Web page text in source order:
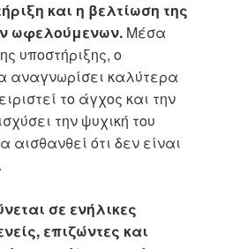
και η βελτίωση της
ωφελούμενων. Μέσα
υποστήριξης, ο
αναγνωρίσει καλύτερα
το άγχος και την
την ψυχική του
αισθανθεί ότι δεν είναι
σε ενήλικες
επιζώντες και